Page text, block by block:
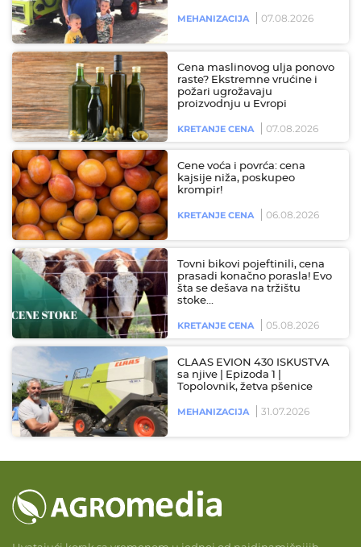
MEHANIZACIJA 07.08.2026
Cena maslinovog ulja ponovo
raste? Ekstremne vrućine i
požari ugrožavaju
proizvodnju u Evropi
KRETANJE CENA 07.08.2026
Cene voća i povrća: cena
kajsije niža, poskupeo
krompir!
KRETANJE CENA 06.08.2026
Tovni bikovi pojeftinili, cena
prasadi konačno porasla! Evo
šta se dešava na tržištu
stoke…
KRETANJE CENA 05.08.2026
CLAAS EVION 430 ISKUSTVA
sa njive | Epizoda 1 |
Topolovnik, žetva pšenice
MEHANIZACIJA 31.07.2026